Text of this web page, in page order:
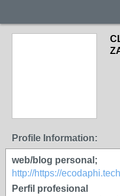
Profile Information:
web/blog personal;
http://https://ecodaphi.tech
Perfil profesional